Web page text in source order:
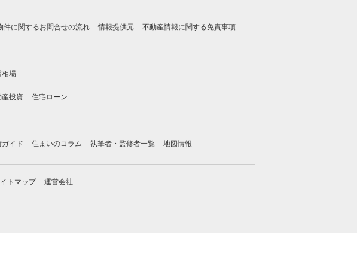
件に関するお問合せの流れ 情報提供元 不動産情報に関する免責事項
相場
産投資 住宅ローン
ガイド 住まいのコラム 執筆者・監修者一覧 地図情報
トマップ 運営会社